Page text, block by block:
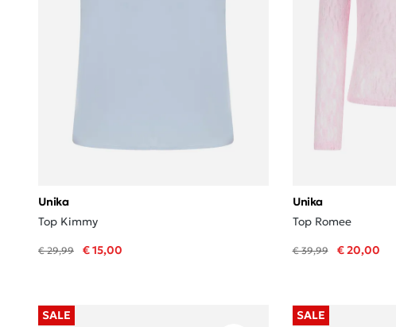
Unika
Top Kimmy
€ 29,99 € 15,00
Unika
Top Romee
€ 39,99 € 20,00
SALE SALE